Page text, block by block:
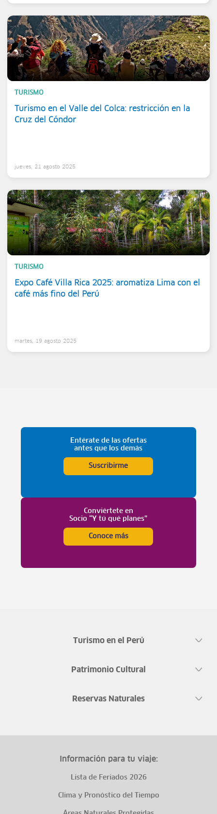
TURISMO
Turismo en el Valle del Colca: restricción en la
Cruz del Cóndor
jueves, 21 agosto 2025
TURISMO
Expo Café Villa Rica 2025: aromatiza Lima con el
café más fino del Perú
martes, 19 agosto 2025
Entérate de las ofertas
antes que los demás
Suscribirme
Conviértete en
Socio “Y tú qué planes”
Conoce más
Turismo en el Perú
Patrimonio Cultural
Reservas Naturales
Información para tu viaje:
Lista de Feriados 2026
Clima y Pronóstico del Tiempo